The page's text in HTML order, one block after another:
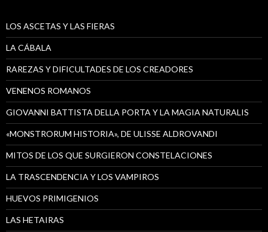
LOS ASCETAS Y LAS FIERAS
LA CÁBALA
RAREZAS Y DIFICULTADES DE LOS CREADORES
VENENOS ROMANOS
GIOVANNI BATTISTA DELLA PORTA Y LA MAGIA NATURALIS
«MONSTRORUM HISTORIA», DE ULISSE ALDROVANDI
MITOS DE LOS QUE SURGIERON CONSTELACIONES
LA TRASCENDENCIA Y LOS VAMPIROS
HUEVOS PRIMIGENIOS
LAS HETAIRAS